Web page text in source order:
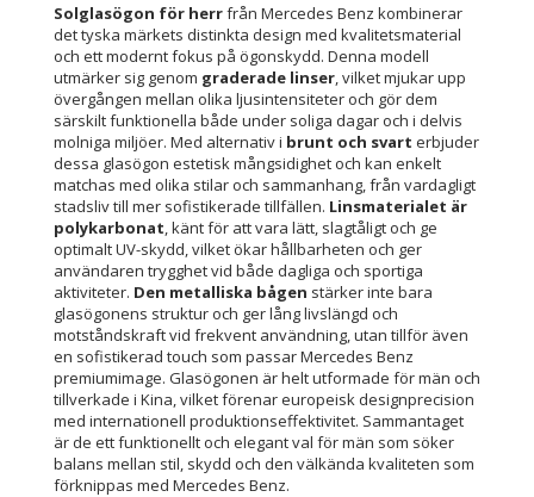
Solglasögon för herrfrån Mercedes Benz kombinerar
det tyska märkets distinkta design med kvalitetsmaterial
och ett modernt fokus på ögonskydd. Denna modell
utmärker sig genom graderade linser , vilket mjukar upp
övergången mellan olika ljusintensiteter och gör dem
särskilt funktionella både under soliga dagar och i delvis
molniga miljöer. Med alternativ i brunt och svart erbjuder
dessa glasögon estetisk mångsidighet och kan enkelt
matchas med olika stilar och sammanhang, från vardagligt
stadsliv till mer sofistikerade tillfällen. Linsmaterialet är
polykarbonat , känt för att vara lätt, slagtåligt och ge
optimalt UV-skydd, vilket ökar hållbarheten och ger
användaren trygghet vid både dagliga och sportiga
aktiviteter. Den metalliska bågen stärker inte bara
glasögonens struktur och ger lång livslängd och
motståndskraft vid frekvent användning, utan tillför även
en sofistikerad touch som passar Mercedes Benz
premiumimage. Glasögonen är helt utformade för män och
tillverkade i Kina, vilket förenar europeisk designprecision
med internationell produktionseffektivitet. Sammantaget
är de ett funktionellt och elegant val för män som söker
balans mellan stil, skydd och den välkända kvaliteten som
förknippas med Mercedes Benz.